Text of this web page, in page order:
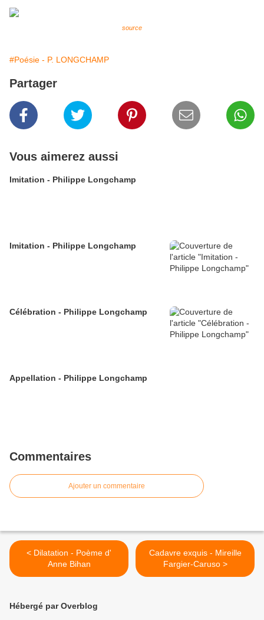
source
#Poésie - P. LONGCHAMP
Partager
Vous aimerez aussi
Imitation - Philippe Longchamp
Imitation - Philippe Longchamp
Célébration - Philippe Longchamp
Appellation - Philippe Longchamp
Commentaires
Ajouter un commentaire
< Dilatation - Poème d'
Anne Bihan
Cadavre exquis - Mireille
Fargier-Caruso >
Hébergé par Overblog